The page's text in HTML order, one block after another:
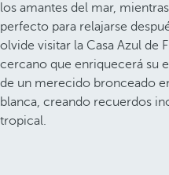
los amantes del mar,
perfecto para relajarse
olvide visitar la Casa Azul de
cercano que enriquecerá su
de un merecido bronceado
blanca, creando recuerdos
tropical.